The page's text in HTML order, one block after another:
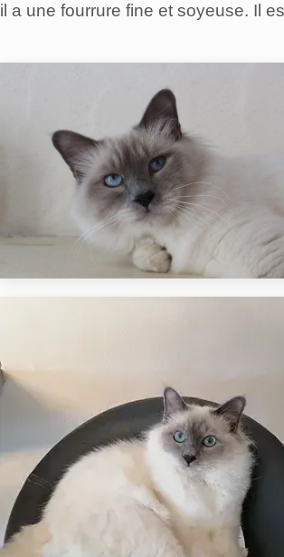
il a une fourrure fine et soyeuse. Il